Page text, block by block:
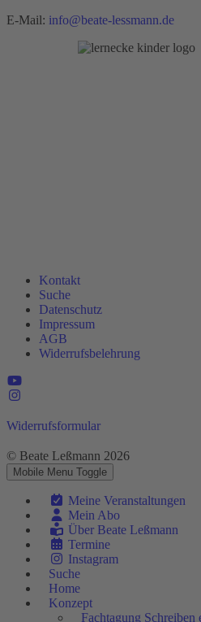
E-Mail: info@beate-lessmann.de
Kontakt
Suche
Datenschutz
Impressum
AGB
Widerrufsbelehrung
Widerrufsformular
© Beate Leßmann 2026
Mobile Menu Toggle
Meine Veranstaltungen
Mein Abo
Über Beate Leßmann
Termine
Instagram
Suche
Home
Konzept
Fachtagung Schreiben